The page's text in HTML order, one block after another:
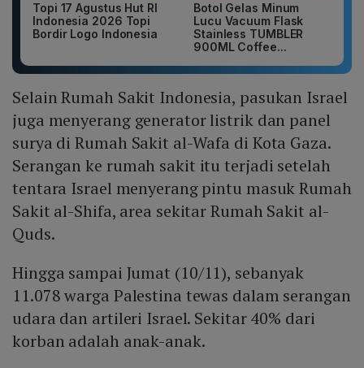
Topi 17 Agustus Hut RI
Indonesia 2026 Topi
Bordir Logo Indonesia
Botol Gelas Minum
Lucu Vacuum Flask
Stainless TUMBLER
900ML Coffee...
Selain Rumah Sakit Indonesia, pasukan Israel
juga menyerang generator listrik dan panel
surya di Rumah Sakit al-Wafa di Kota Gaza.
Serangan ke rumah sakit itu terjadi setelah
tentara Israel menyerang pintu masuk Rumah
Sakit al-Shifa, area sekitar Rumah Sakit al-
Quds.
Hingga sampai Jumat (10/11), sebanyak
11.078 warga Palestina tewas dalam serangan
udara dan artileri Israel. Sekitar 40% dari
korban adalah anak-anak.